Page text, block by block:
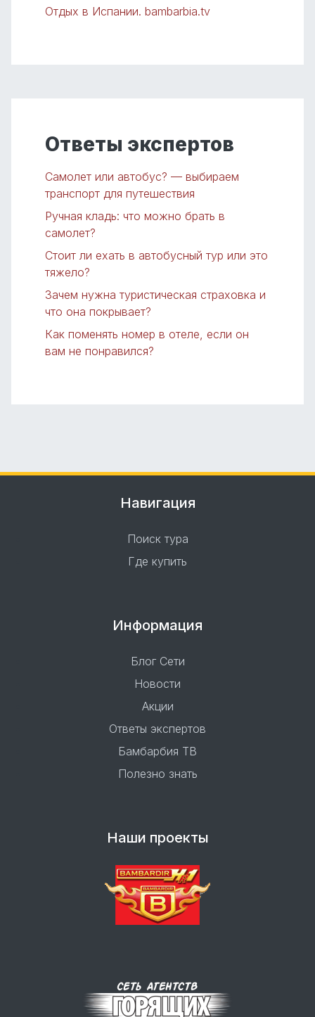
Отдых в Испании. bambarbia.tv
Ответы экспертов
Самолет или автобус? — выбираем
транспорт для путешествия
Ручная кладь: что можно брать в
самолет?
Стоит ли ехать в автобусный тур или это
тяжело?
Зачем нужна туристическая страховка и
что она покрывает?
Как поменять номер в отеле, если он
вам не понравился?
Навигация
Поиск тура
Где купить
Информация
Блог Сети
Новости
Акции
Ответы экспертов
Бамбарбия ТВ
Полезно знать
Наши проекты